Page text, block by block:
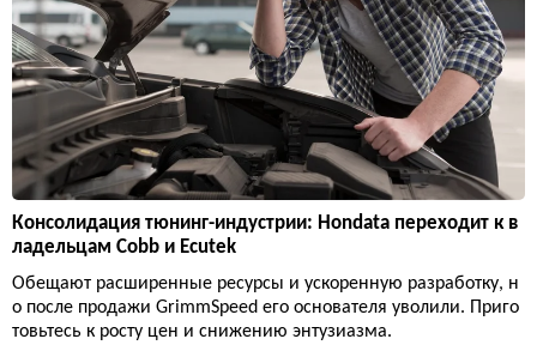
Консолидация тюнинг-индустрии: Hondata переходит к в
ладельцам Cobb и Ecutek
Обещают расширенные ресурсы и ускоренную разработку, н
о после продажи GrimmSpeed его основателя уволили. Приго
товьтесь к росту цен и снижению энтузиазма.